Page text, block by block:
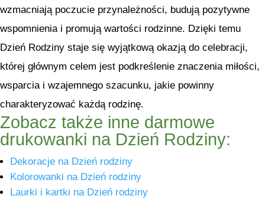
wzmacniają poczucie przynależności, budują pozytywne
wspomnienia i promują wartości rodzinne. Dzięki temu
Dzień Rodziny staje się wyjątkową okazją do celebracji,
której głównym celem jest podkreślenie znaczenia miłości,
wsparcia i wzajemnego szacunku, jakie powinny
charakteryzować każdą rodzinę.
Zobacz także inne darmowe
drukowanki na Dzień Rodziny:
Dekoracje na Dzień rodziny
Kolorowanki na Dzień rodziny
Laurki i kartki na Dzień rodziny